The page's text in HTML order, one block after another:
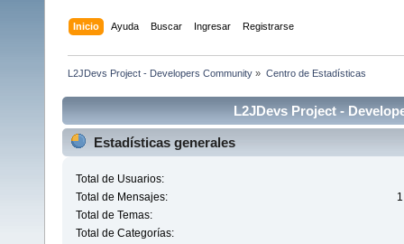
Inicio Ayuda Buscar Ingresar Registrarse
L2JDevs Project - Developers Community » Centro de Estadísticas
L2JDevs Project -
Estadísticas generales
Total de Usuarios:
Total de Mensajes:
Total de Temas:
Total de Categorías: